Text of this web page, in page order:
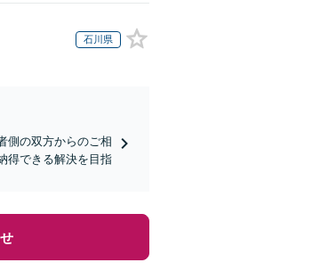
石川県
側の双方からのご相
得できる解決を目指